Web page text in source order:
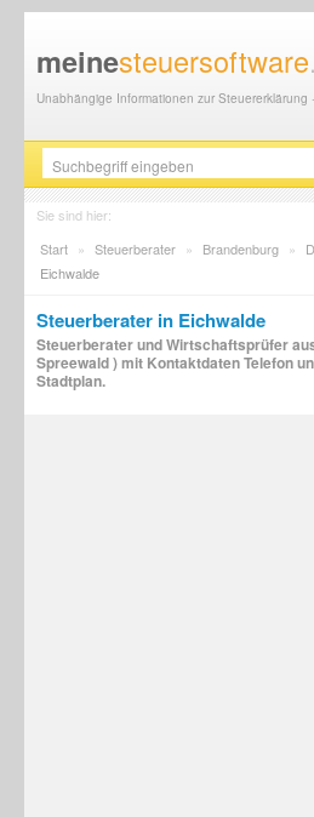
meinesteuersoftware
Unabhängige Informationen zur Steuererklärung
Steuersoftware
Steuererklärung
Finanzamt
Sie sind hier:
Start » Steuerberater » Brandenburg »
Eichwalde
Steuerberater in Eichwalde
Steuerberater und Wirtschaftsprüfer
Spreewald ) mit Kontaktdaten Telefon
Stadtplan.